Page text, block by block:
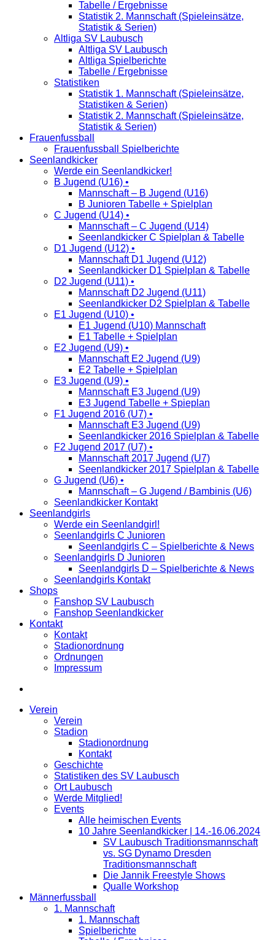
Tabelle / Ergebnisse
Statistik 2. Mannschaft (Spieleinsätze,
Statistik & Serien)
Altliga SV Laubusch
Altliga SV Laubusch
Altliga Spielberichte
Tabelle / Ergebnisse
Statistiken
Statistik 1. Mannschaft (Spieleinsätze,
Statistiken & Serien)
Statistik 2. Mannschaft (Spieleinsätze,
Statistik & Serien)
Frauenfussball
Frauenfussball Spielberichte
Seenlandkicker
Werde ein Seenlandkicker!
B Jugend (U16) •
Mannschaft – B Jugend (U16)
B Junioren Tabelle + Spielplan
C Jugend (U14) •
Mannschaft – C Jugend (U14)
Seenlandkicker C Spielplan & Tabelle
D1 Jugend (U12) •
Mannschaft D1 Jugend (U12)
Seenlandkicker D1 Spielplan & Tabelle
D2 Jugend (U11) •
Mannschaft D2 Jugend (U11)
Seenlandkicker D2 Spielplan & Tabelle
E1 Jugend (U10) •
E1 Jugend (U10) Mannschaft
E1 Tabelle + Spielplan
E2 Jugend (U9) •
Mannschaft E2 Jugend (U9)
E2 Tabelle + Spielplan
E3 Jugend (U9) •
Mannschaft E3 Jugend (U9)
E3 Jugend Tabelle + Spieplan
F1 Jugend 2016 (U7) •
Mannschaft E3 Jugend (U9)
Seenlandkicker 2016 Spielplan & Tabelle
F2 Jugend 2017 (U7) •
Mannschaft 2017 Jugend (U7)
Seenlandkicker 2017 Spielplan & Tabelle
G Jugend (U6) •
Mannschaft – G Jugend / Bambinis (U6)
Seenlandkicker Kontakt
Seenlandgirls
Werde ein Seenlandgirl!
Seenlandgirls C Junioren
Seenlandgirls C – Spielberichte & News
Seenlandgirls D Junioren
Seenlandgirls D – Spielberichte & News
Seenlandgirls Kontakt
Shops
Fanshop SV Laubusch
Fanshop Seenlandkicker
Kontakt
Kontakt
Stadionordnung
Ordnungen
Impressum
Verein
Verein
Stadion
Stadionordnung
Kontakt
Geschichte
Statistiken des SV Laubusch
Ort Laubusch
Werde Mitglied!
Events
Alle heimischen Events
10 Jahre Seenlandkicker | 14.-16.06.2024
SV Laubusch Traditionsmannschaft
vs. SG Dynamo Dresden
Traditionsmannschaft
Die Jannik Freestyle Shows
Qualle Workshop
Männerfussball
1. Mannschaft
1. Mannschaft
Spielberichte